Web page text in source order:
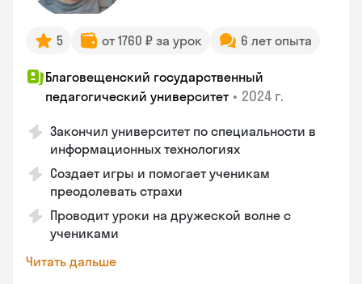
5 от 1760 ₽ за урок 6 лет опыта
Благовещенский государственный
педагогический университет • 2024 г.
Закончил университет по специальности в
информационных технологиях
Создает игры и помогает ученикам
преодолевать страхи
Проводит уроки на дружеской волне с
учениками
Читать дальше